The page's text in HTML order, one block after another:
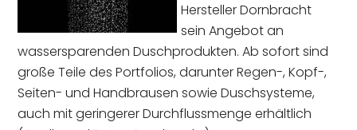
Hersteller Dornbracht
sein Angebot an
wassersparenden Duschprodukten. Ab sofort sind
große Teile des Portfolios, darunter Regen-, Kopf-,
Seiten- und Handbrausen sowie Duschsysteme,
auch mit geringerer Durchflussmenge erhältlich